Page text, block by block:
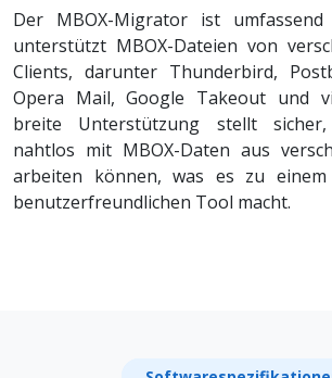
Der MBOX-Migrator ist
unterstützt MBOX-Dateien von
Clients, darunter Thunderbird,
Opera Mail, Google Takeout und
breite Unterstützung stellt
nahtlos mit MBOX-Daten aus
arbeiten können, was es zu
benutzerfreundlichen Tool macht.